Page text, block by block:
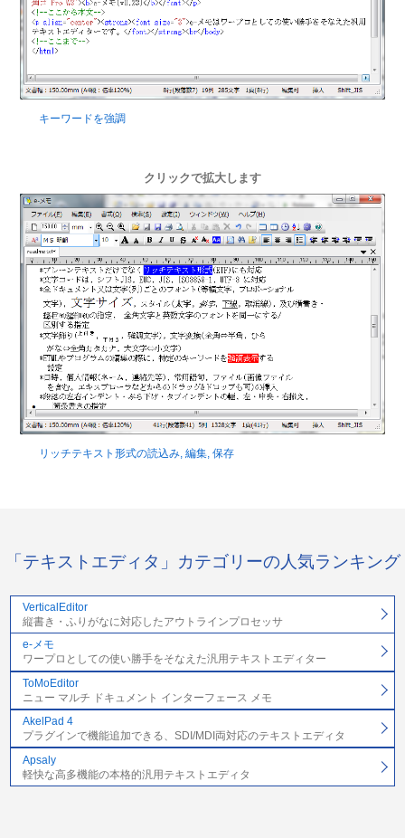
キーワードを強調
クリックで拡大します
リッチテキスト形式の読込み, 編集, 保存
「テキストエディタ」カテゴリーの人気ランキング
VerticalEditor
縦書き・ふりがなに対応したアウトラインプロセッサ
e-メモ
ワープロとしての使い勝手をそなえた汎用テキストエディター
ToMoEditor
ニュー マルチ ドキュメント インターフェース メモ
AkelPad 4
プラグインで機能追加できる、SDI/MDI両対応のテキストエディタ
Apsaly
軽快な高多機能の本格的汎用テキストエディタ